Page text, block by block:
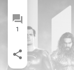
1